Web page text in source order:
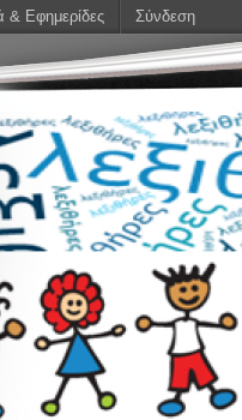
& Εφημερίδες Σύνδεση